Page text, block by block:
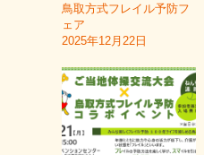
鳥取方式フレイル予防フ
ェア
2025年12月22日